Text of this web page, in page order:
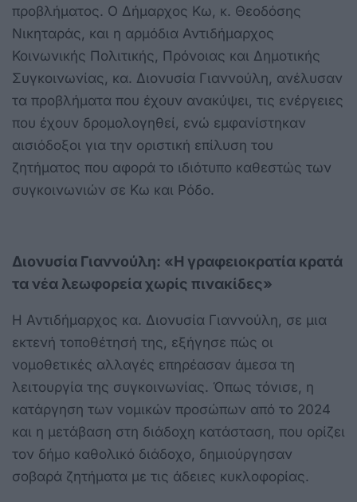
προβλήματος. Ο Δήμαρχος Κω, κ. Θεοδόσης
Νικηταράς, και η αρμόδια Αντιδήμαρχος
Κοινωνικής Πολιτικής, Πρόνοιας και Δημοτικής
Συγκοινωνίας, κα. Διονυσία Γιαννούλη, ανέλυσαν
τα προβλήματα που έχουν ανακύψει, τις ενέργειες
που έχουν δρομολογηθεί, ενώ εμφανίστηκαν
αισιόδοξοι για την οριστική επίλυση του
ζητήματος που αφορά το ιδιότυπο καθεστώς των
συγκοινωνιών σε Κω και Ρόδο.
Διονυσία Γιαννούλη: «Η γραφειοκρατία κρατά
τα νέα λεωφορεία χωρίς πινακίδες»
Η Αντιδήμαρχος κα. Διονυσία Γιαννούλη, σε μια
εκτενή τοποθέτησή της, εξήγησε πώς οι
νομοθετικές αλλαγές επηρέασαν άμεσα τη
λειτουργία της συγκοινωνίας. Όπως τόνισε, η
κατάργηση των νομικών προσώπων από το 2024
και η μετάβαση στη διάδοχη κατάσταση, που ορίζει
τον δήμο καθολικό διάδοχο, δημιούργησαν
σοβαρά ζητήματα με τις άδειες κυκλοφορίας.